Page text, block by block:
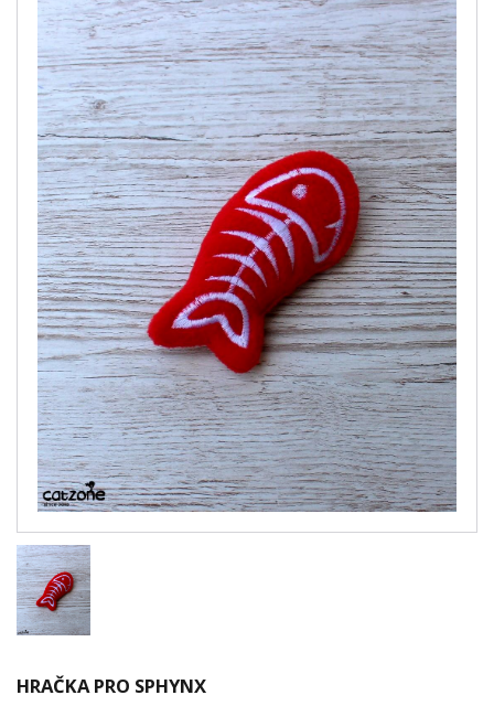
HRAČKA PRO SPHYNX